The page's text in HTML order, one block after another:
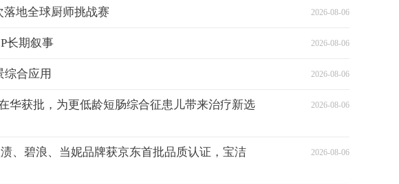
落地全球厨师挑战赛 2026-08-06
长期叙事 2026-08-06
综合应用 2026-08-06
华获批，为更低龄短肠综合征患儿带来治疗新选
2026-08-06
、碧浪、当妮品牌获京东首批品质认证，宝洁
2026-08-06